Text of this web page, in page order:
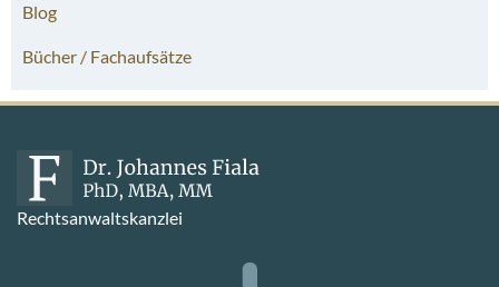
Blog
Bücher / Fachaufsätze
Rechtsanwaltskanzlei